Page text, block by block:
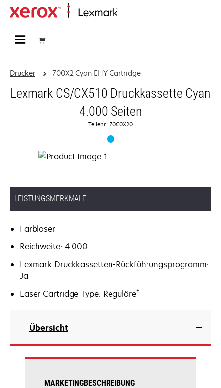
Drucker 700X2 Cyan EHY Cartridge
Lexmark CS/CX510 Druckkassette Cyan
4.000 Seiten
Teilenr.: 70C0X20
LEISTUNGSMERKMALE
Farblaser
Reichweite: 4.000
Lexmark Druckkassetten-Rückführungsprogramm:
Ja
Laser Cartridge Type: Reguläre†
Übersicht
MARKETINGBESCHREIBUNG